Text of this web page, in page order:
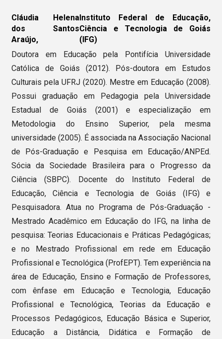
Cláudia Helena
dos Santos
Araújo,
Instituto Federal de Educação,
Ciência e Tecnologia de Goiás
(IFG)
Doutora em Educação pela Pontifícia Universidade
Católica de Goiás (2012). Pós-doutora em Estudos
Culturais pela UFRJ (2020). Mestre em Educação (2008).
Possui graduação em Pedagogia pela Universidade
Estadual de Goiás (2001) e especialização em
Metodologia do Ensino Superior, pela mesma
universidade (2005). É associada na Associação Nacional
de Pós-Graduação e Pesquisa em Educação/ANPEd.
Sócia da Sociedade Brasileira para o Progresso da
Ciência (SBPC). Docente do Instituto Federal de
Educação, Ciência e Tecnologia de Goiás (IFG) e
Pesquisadora. Atua no Programa de Pós-Graduação -
Mestrado Acadêmico em Educação do IFG, na linha de
pesquisa: Teorias Educacionais e Práticas Pedagógicas;
e no Mestrado Profissional em rede em Educação
Profissional e Tecnológica (ProfEPT). Tem experiência na
área de Educação, Ensino e Formação de Professores,
com ênfase em Educação e Tecnologia, Educação
Profissional e Tecnológica, Teorias da Educação e
Processos Pedagógicos, Educação Básica e Superior,
Educação a Distância, Didática e Formação de